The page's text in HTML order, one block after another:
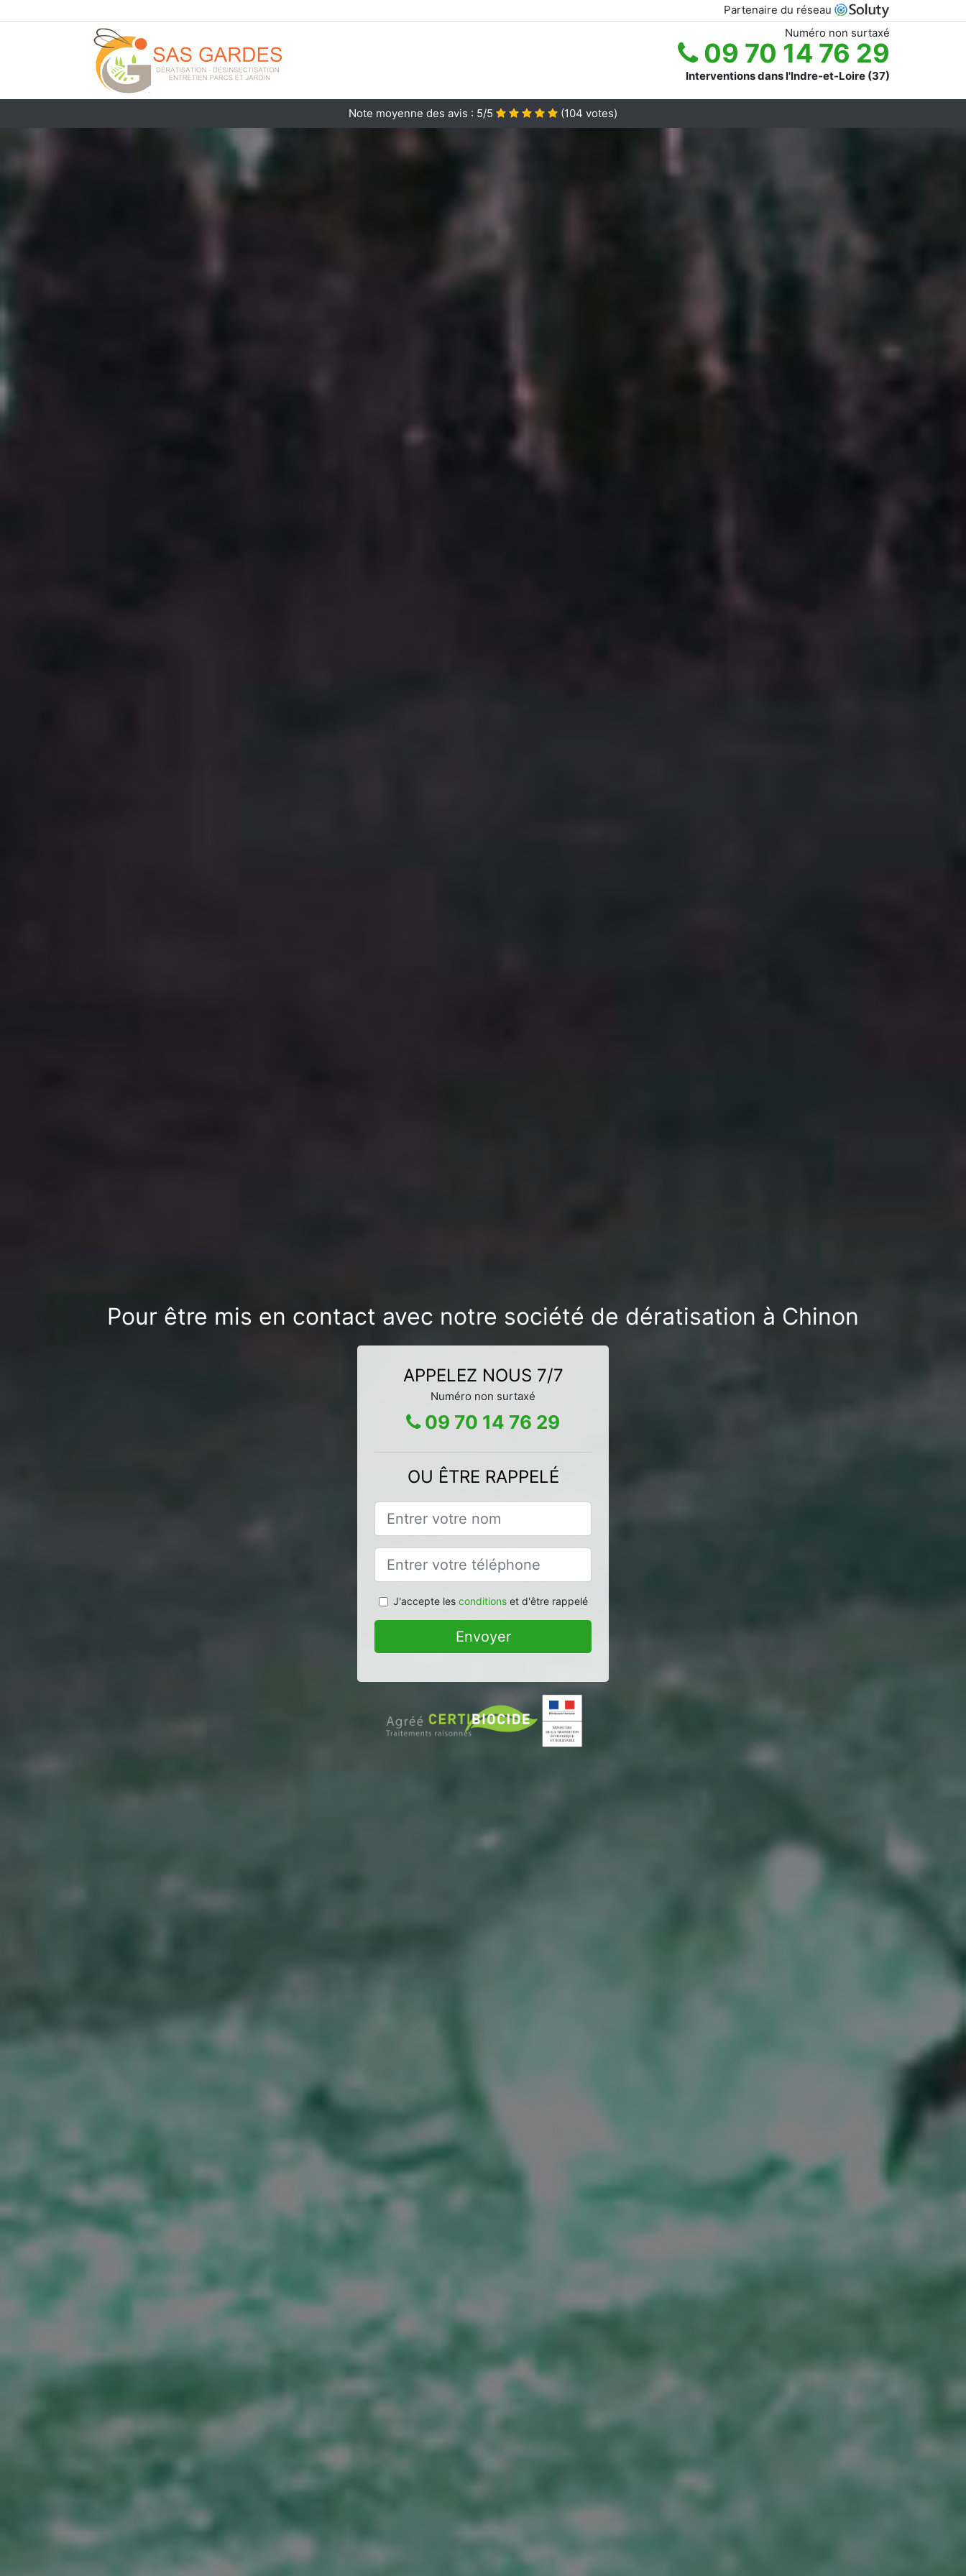
Partenaire du réseau
Numéro non surtaxé
09 70 14 76 29
Interventions dans l'Indre-et-Loire (37)
Note moyenne des avis : 5/5 (104 votes)
Pour être mis en contact avec notre société de dératisation à Chinon
APPELEZ NOUS 7/7
Numéro non surtaxé
09 70 14 76 29
OU ÊTRE RAPPELÉ
J'accepte les conditionset d'être rappelé
Envoyer